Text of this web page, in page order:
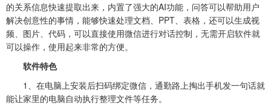
的关系信息快速提取出来，内置了强大的AI功能，问答可以帮助用户
解决创意性的事情，能够快速处理文档、PPT、表格，还可以生成视
频、图片、代码，可以直接使用微信进行对话控制，无需开启软件就
可以操作，使用起来非常的方便。
软件特色
1、在电脑上安装后扫码绑定微信，通勤路上掏出手机发一句话就
能让家里的电脑自动执行整理文件等任务。